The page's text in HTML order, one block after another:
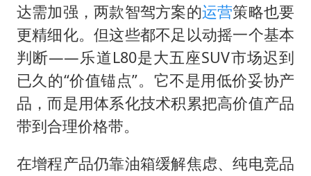
达需加强，两款智驾方案的运营策略也要
更精细化。但这些都不足以动摇一个基本
判断——乐道L80是大五座SUV市场迟到
已久的“价值锚点”。它不是用低价妥协产
品，而是用体系化技术积累把高价值产品
带到合理价格带。
在增程产品仍靠油箱缓解焦虑、纯电竞品